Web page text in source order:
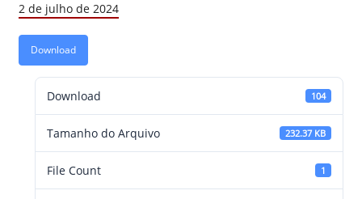
2 de julho de 2024
Download
Download 104
Tamanho do Arquivo 232.37 KB
File Count 1